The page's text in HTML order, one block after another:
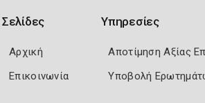
Σελίδες
Αρχική
Επικοινωνία
Υπηρεσίες
Αποτίμηση Αξίας
Υποβολή